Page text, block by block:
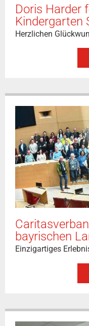
Doris Harder
Kindergarten
Herzlichen
bayrischen
Einzigartiges